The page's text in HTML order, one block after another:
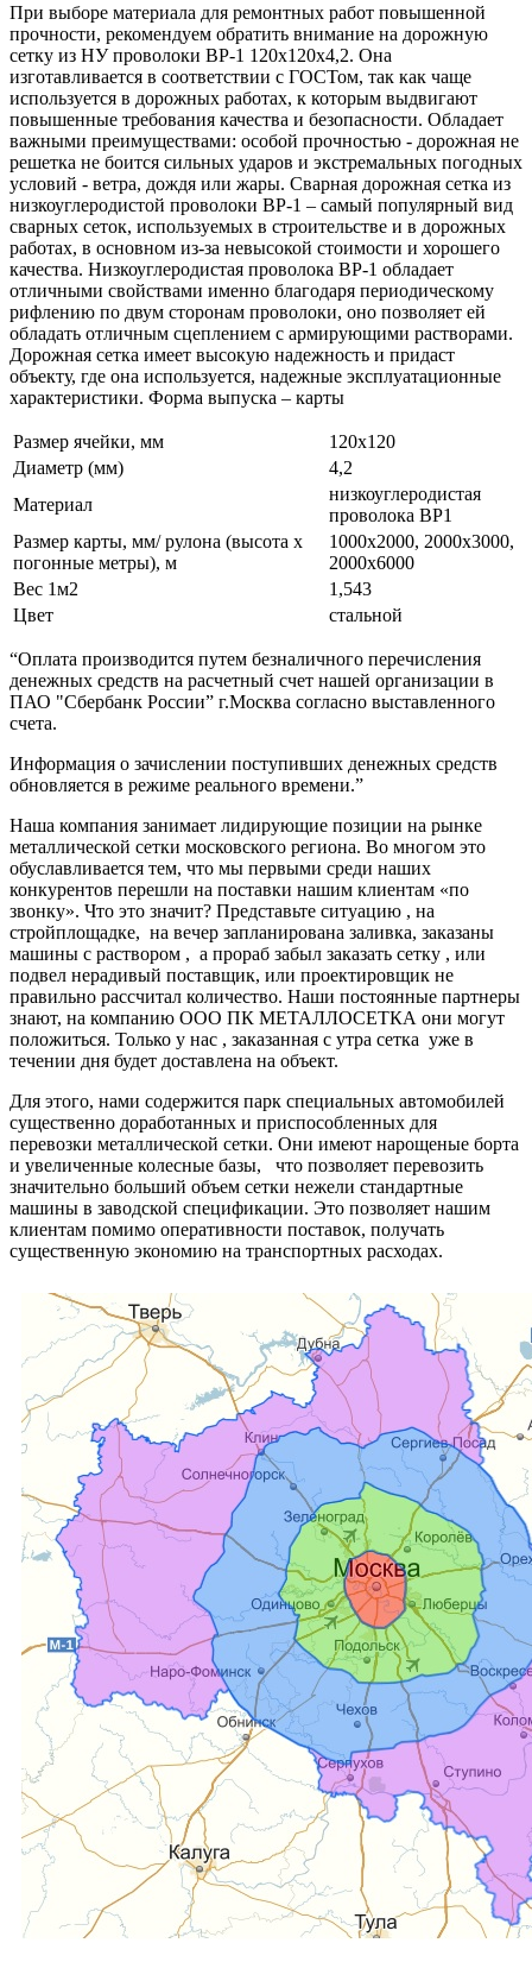
При выборе материала для ремонтных работ повышенной
прочности, рекомендуем обратить внимание на дорожную
сетку из НУ проволоки ВР-1 120х120х4,2. Она
изготавливается в соответствии с ГОСТом, так как чаще
используется в дорожных работах, к которым выдвигают
повышенные требования качества и безопасности. Обладает
важными преимуществами: особой прочностью - дорожная не
решетка не боится сильных ударов и экстремальных погодных
условий - ветра, дождя или жары. Сварная дорожная сетка из
низкоуглеродистой проволоки ВР-1 – самый популярный вид
сварных сеток, используемых в строительстве и в дорожных
работах, в основном из-за невысокой стоимости и хорошего
качества. Низкоуглеродистая проволока ВР-1 обладает
отличными свойствами именно благодаря периодическому
рифлению по двум сторонам проволоки, оно позволяет ей
обладать отличным сцеплением с армирующими растворами.
Дорожная сетка имеет высокую надежность и придаст
объекту, где она используется, надежные эксплуатационные
характеристики. Форма выпуска – карты
Размер ячейки, мм
120х120
Диаметр (мм)
4,2
Материал
низкоуглеродистая
проволока ВР1
Размер карты, мм/ рулона (высота х
погонные метры), м
1000х2000, 2000х3000,
2000х6000
Вес 1м2
1,543
Цвет
стальной
“Оплата производится путем безналичного перечисления
денежных средств на расчетный счет нашей организации в
ПАО "Сбербанк России” г.Москва согласно выставленного
счета.
Информация о зачислении поступивших денежных средств
обновляется в режиме реального времени.”
Наша компания занимает лидирующие позиции на рынке
металлической сетки московского региона. Во многом это
обуславливается тем, что мы первыми среди наших
конкурентов перешли на поставки нашим клиентам «по
звонку». Что это значит? Представьте ситуацию , на
стройплощадке, на вечер запланирована заливка, заказаны
машины с раствором , а прораб забыл заказать сетку , или
подвел нерадивый поставщик, или проектировщик не
правильно рассчитал количество. Наши постоянные партнеры
знают, на компанию ООО ПК МЕТАЛЛОСЕТКА они могут
положиться. Только у нас , заказанная с утра сетка уже в
течении дня будет доставлена на объект.
Для этого, нами содержится парк специальных автомобилей
существенно доработанных и приспособленных для
перевозки металлической сетки. Они имеют нарощеные борта
и увеличенные колесные базы, что позволяет перевозить
значительно больший объем сетки нежели стандартные
машины в заводской спецификации. Это позволяет нашим
клиентам помимо оперативности поставок, получать
существенную экономию на транспортных расходах.